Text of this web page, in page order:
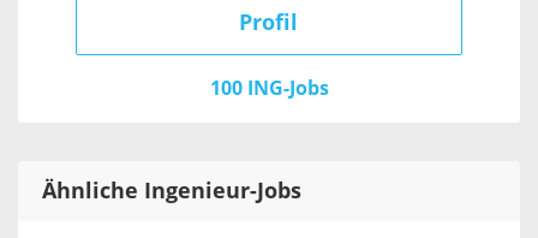
Profil
100 ING-Jobs
Ähnliche Ingenieur-Jobs